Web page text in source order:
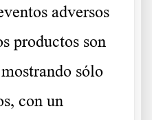
adversos
productos son
sólo
con un